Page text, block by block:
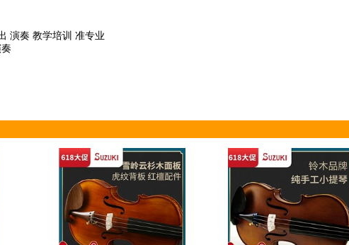
演奏 教学培训 准专业